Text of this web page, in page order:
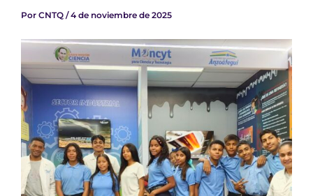
Por CNTQ /4 de noviembre de 2025